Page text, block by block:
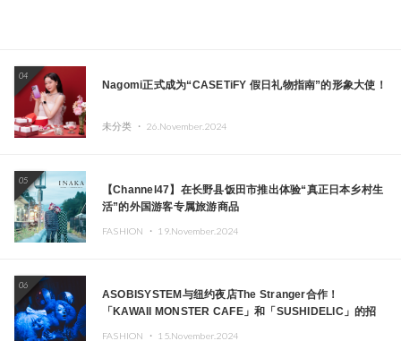
04
Nagomi正式成为“CASETiFY 假日礼物指南”的形象大使！
未分类 ・ 26.November.2024
05
【Channel47】在长野县饭田市推出体验“真正日本乡村生
活”的外国游客专属旅游商品
FASHION ・ 19.November.2024
06
ASOBISYSTEM与纽约夜店The Stranger合作！
「KAWAII MONSTER CAFE」和「SUSHIDELIC」的招
FASHION ・ 15.November.2024